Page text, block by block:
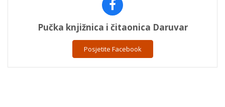
Pučka knjižnica i čitaonica Daruvar
Posjetite Facebook